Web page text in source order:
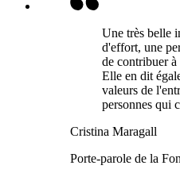
Une très belle
d'effort, une
de contribuer à
Elle en dit
valeurs de
personnes qui
Cristina Maragall
Porte-parole de la